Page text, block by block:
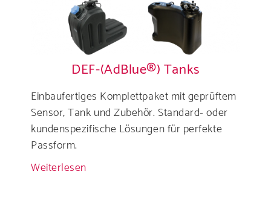
DEF-(AdBlue®) Tanks
Einbaufertiges Komplettpaket mit geprüftem
Sensor, Tank und Zubehör. Standard- oder
kundenspezifische Lösungen für perfekte
Passform.
Weiterlesen